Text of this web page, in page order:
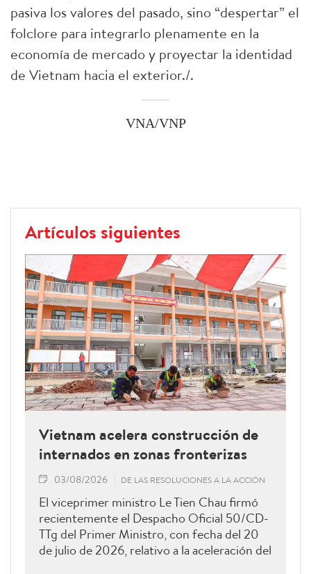
pasiva los valores del pasado, sino “despertar” el
folclore para integrarlo plenamente en la
economía de mercado y proyectar la identidad
de Vietnam hacia el exterior./.
VNA/VNP
Artículos siguientes
Vietnam acelera construcción de
internados en zonas fronterizas
03/08/2026 DE LAS RESOLUCIONES A LA ACCIÓN
El viceprimer ministro Le Tien Chau firmó
recientemente el Despacho Oficial 50/CD-
TTg del Primer Ministro, con fecha del 20
de julio de 2026, relativo a la aceleración del